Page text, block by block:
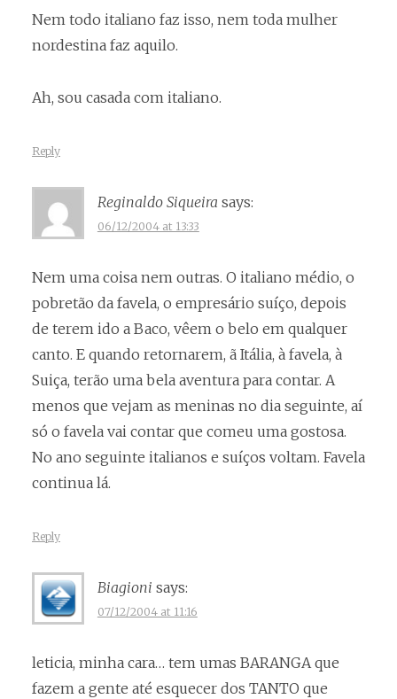
Nem todo italiano faz isso, nem toda mulher
nordestina faz aquilo.
Ah, sou casada com italiano.
Reply
Reginaldo Siqueira says:
06/12/2004 at 13:33
Nem uma coisa nem outras. O italiano médio, o
pobretão da favela, o empresário suíço, depois
de terem ido a Baco, vêem o belo em qualquer
canto. E quando retornarem, ã Itália, à favela, à
Suiça, terão uma bela aventura para contar. A
menos que vejam as meninas no dia seguinte, aí
só o favela vai contar que comeu uma gostosa.
No ano seguinte italianos e suíços voltam. Favela
continua lá.
Reply
Biagioni says:
07/12/2004 at 11:16
leticia, minha cara… tem umas BARANGA que
fazem a gente até esquecer dos TANTO que